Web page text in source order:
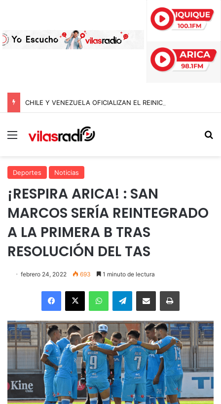
Menú
Deportes Noticias
¡RESPIRA ARICA! : SAN
MARCOS SERÍA REINTEGRADO
A LA PRIMERA B TRAS
RESOLUCIÓN DEL TAS
febrero 24, 2022 693 1 minuto de lectura
Facebook
X WhatsAppTelegramEnviar vía email Imprimir